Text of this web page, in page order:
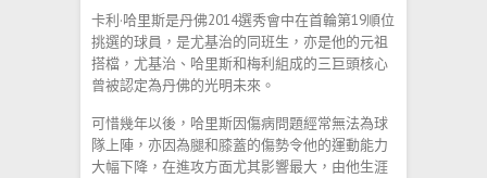
卡利·哈里斯是丹佛2014選秀會中在首輪第19順位
挑選的球員，是尤基治的同班生，亦是他的元祖
搭檔，尤基治、哈里斯和梅利組成的三巨頭核心
曾被認定為丹佛的光明未來。
可惜幾年以後，哈里斯因傷病問題經常無法為球
隊上陣，亦因為腿和膝蓋的傷勢令他的運動能力
大幅下降，在進攻方面尤其影響最大，由他生涯